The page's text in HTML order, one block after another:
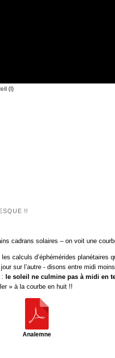
(I)
!!
cadrans solaires – on voit une
calculs d’éphémérides planétaires
sur l’autre - disons entre midi
:le soleil ne culmine pas à midi en
» à la courbe en huit !!
Analemne